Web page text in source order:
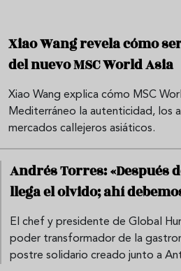
Xiao Wang revela cómo
del nuevo MSC World Asia
Xiao Wang explica cómo MSC
Mediterráneo la autenticidad, los
mercados callejeros asiáticos.
Andrés Torres: «Después
llega el olvido; ahí
El chef y presidente de Global
poder transformador de la
postre solidario creado junto a